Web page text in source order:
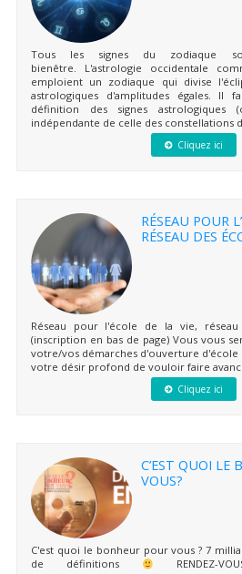
Tous les signes du zodiaque
bienêtre. L'astrologie occidentale
emploient un zodiaque qui divise
astrologiques d'amplitudes égales. Il
définition des signes astrologiques
indépendante de celle des constellations
Cliquez ici
RÉSEAU POUR
RÉSEAU DES
Réseau pour l'école de la vie, réseau
(inscription en bas de page) Vous vous
votre/vos démarches d'ouverture
votre désir profond de vouloir faire
Cliquez ici
C’EST QUOI LE
VOUS?
C'est quoi le bonheur pour vous ? 7
de définitions
RENDEZ-